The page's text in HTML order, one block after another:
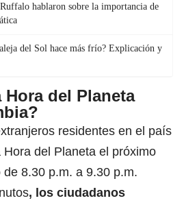
hablaron sobre la importancia de
del Sol hace más frío? Explicación y
del Planeta
residentes en el país
del Planeta el próximo
8.30 p.m. a 9.30 p.m.
, los ciudadanos